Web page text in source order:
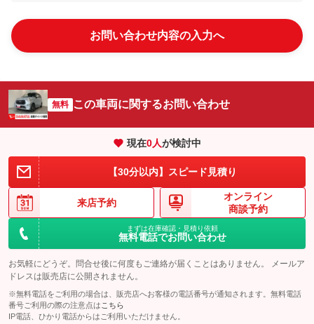
お問い合わせ内容の入力へ
無料 この車両に関するお問い合わせ
現在0人が検討中
【30分以内】スピード見積り
来店予約
オンライン
商談予約
まずは在庫確認・見積り依頼
無料電話でお問い合わせ
お気軽にどうぞ。問合せ後に何度もご連絡が届くことはありません。 メールア
ドレスは販売店に公開されません。
※無料電話をご利用の場合は、販売店へお客様の電話番号が通知されます。無料電話
番号ご利用の際の注意点は こちら
IP電話、ひかり電話からはご利用いただけません。